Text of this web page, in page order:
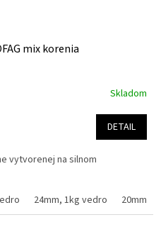
mix korenia
Skladom
DETAIL
vytvorenej na silnom
24mm, 1kg vedro 20mm,